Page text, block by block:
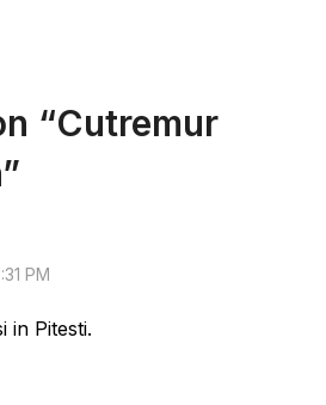
“Cutremur
”
PM
in Pitesti.